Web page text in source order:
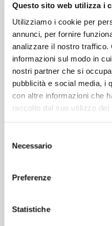
Questo sito web utilizza i
Utilizziamo i cookie per
annunci, per fornire
analizzare il nostro traffico.
informazioni sul modo in
nostri partner che si
pubblicità e social media, i
con altre informazioni che
raccolto dal suo utilizzo
delNecessario
Preferenze
Statistiche
16 dic 2018, 19:05
VL Pesaro vs
0721-403964
Clicca qui per